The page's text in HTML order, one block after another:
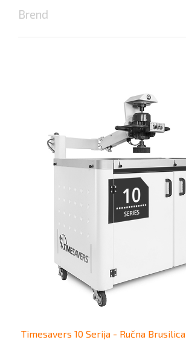
Brend
Timesavers 10 Serija - Ručna Brusilica